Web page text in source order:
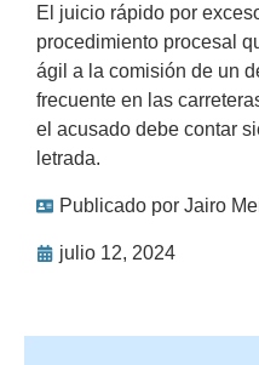
El juicio rápido por
procedimiento procesal
ágil a la comisión de un
frecuente en las
el acusado debe contar
letrada.
Publicado por Jairo
julio 12, 2024